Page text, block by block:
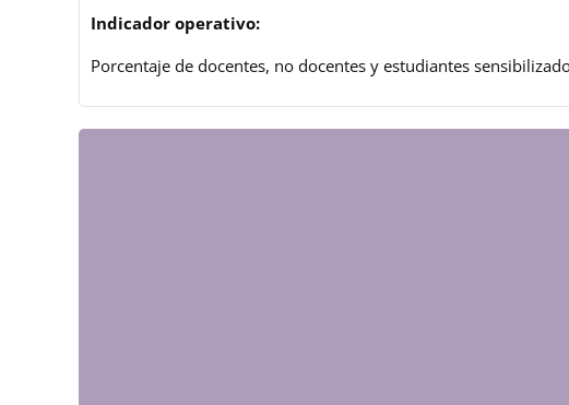
Indicador operativo:
Porcentaje de docentes, no docentes y estudiantes